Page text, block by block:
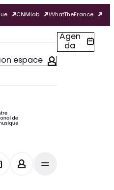
CNMlab WhatTheFrance
espace
Agen
da